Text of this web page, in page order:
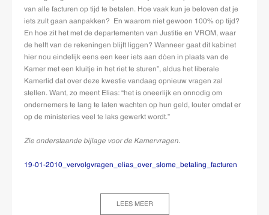
van alle facturen op tijd te betalen. Hoe vaak kun je beloven dat je
iets zult gaan aanpakken? En waarom niet gewoon 100% op tijd?
En hoe zit het met de departementen van Justitie en VROM, waar
de helft van de rekeningen blijft liggen? Wanneer gaat dit kabinet
hier nou eindelijk eens een keer iets aan dóen in plaats van de
Kamer met een kluitje in het riet te sturen”, aldus het liberale
Kamerlid dat over deze kwestie vandaag opnieuw vragen zal
stellen. Want, zo meent Elias: “het is oneerlijk en onnodig om
ondernemers te lang te laten wachten op hun geld, louter omdat er
op de ministeries veel te laks gewerkt wordt.”
Zie onderstaande bijlage voor de Kamervragen.
19-01-2010_vervolgvragen_elias_over_slome_betaling_facturen
LEES MEER